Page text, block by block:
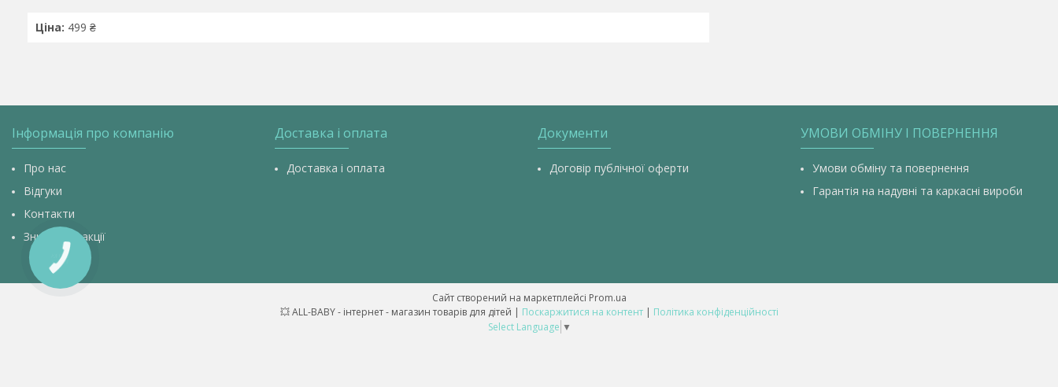
Ціна: 499 ₴
Інформація про компанію
Про нас
Відгуки
Контакти
Знижки та акції
Доставка і оплата
Доставка і оплата
Документи
Договір публічної оферти
УМОВИ ОБМІНУ І ПОВЕРНЕННЯ
Умови обміну та повернення
Гарантія на надувні та каркасні вироби
Сайт створений на маркетплейсі Prom.ua
💥 ALL-BABY - інтернет - магазин товарів для дітей | Поскаржитися на контент | Політика конфіденційності
Select Language ▼
КНОПКА
ЗВ'ЯЗКУ